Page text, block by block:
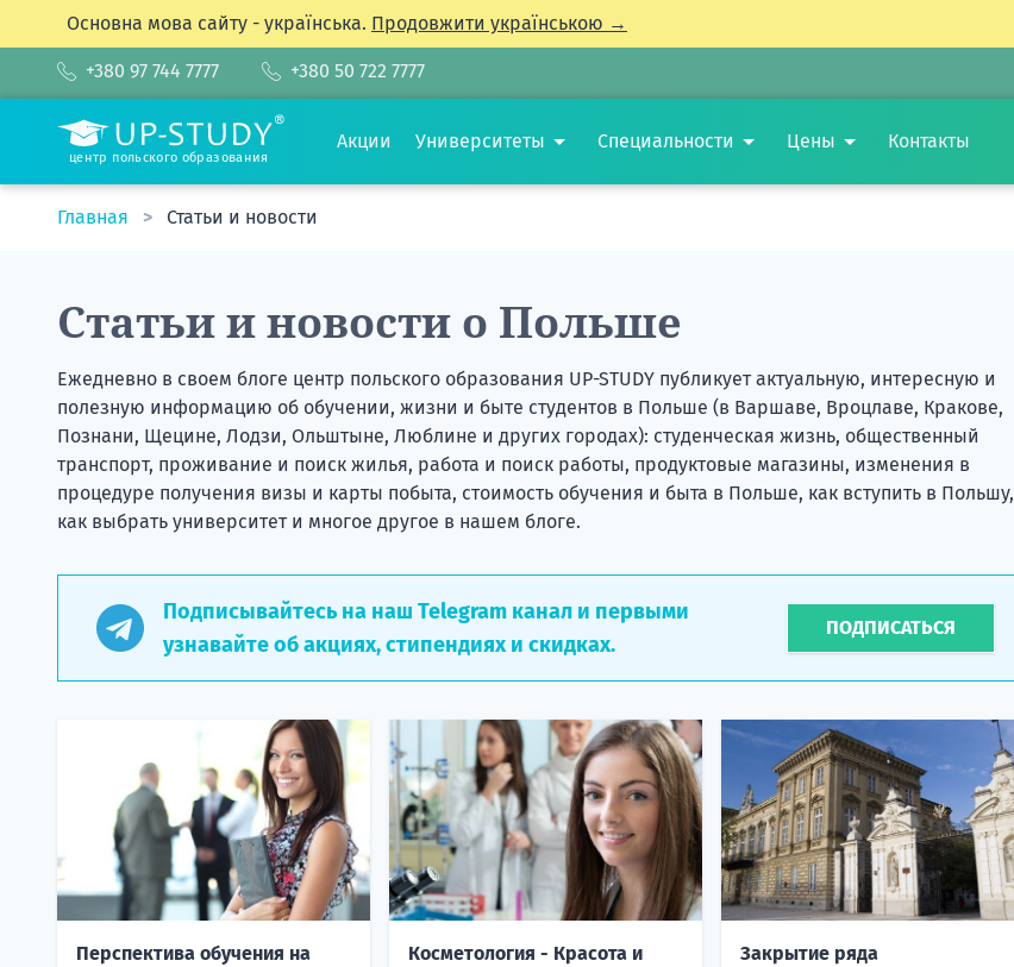
Основна мова сайту - українська. Продовжити українською →
+380 97 744 7777 +380 50 722 7777
центр польского образования
Акции Университеты Специальности Цены Контакты
Главная Статьи и новости
Статьи и новости о Польше
Ежедневно в своем блоге центр польского образования UP-STUDY публикует актуальную, интересную и
полезную информацию об обучении, жизни и быте студентов в Польше (в Варшаве, Вроцлаве, Кракове,
Познани, Щецине, Лодзи, Ольштыне, Люблине и других городах): студенческая жизнь, общественный
транспорт, проживание и поиск жилья, работа и поиск работы, продуктовые магазины, изменения в
процедуре получения визы и карты побыта, стоимость обучения и быта в Польше, как вступить в Польшу,
как выбрать университет и многое другое в нашем блоге.
Подписывайтесь на наш Telegram канал и первыми
узнавайте об акциях, стипендиях и скидках.
ПОДПИСАТЬСЯ
Перспектива обучения на
Косметология - Красота и
Закрытие ряда